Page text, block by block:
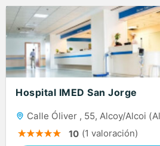
Hospital IMED San Jorge
Calle Óliver , 55, Alcoy/Alcoi
10 (1 valoración)